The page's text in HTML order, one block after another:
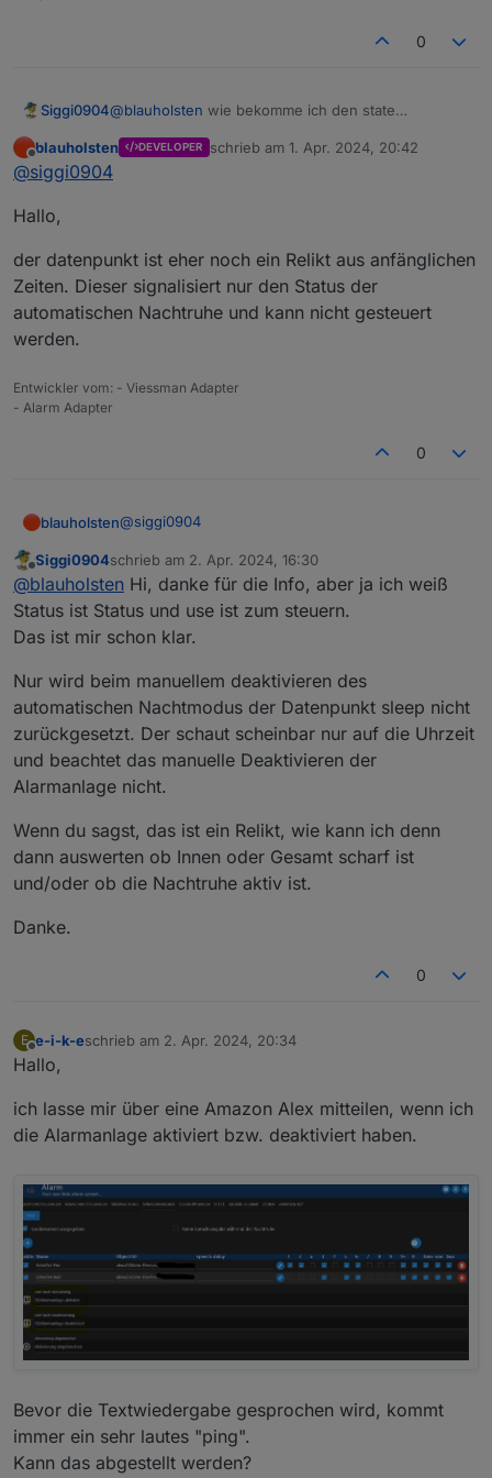
0
Siggi0904@blauholsten wie bekomme ich den state
Ich habe die automatische Nachtruhe aktiviert und
würde die gern manuell deaktivieren.
Offline
blauholsten DEVELOPER schrieb am 1. Apr. 2024, 20:42
zuletzt editiert von
@siggi0904
Hallo,
der datenpunkt ist eher noch ein Relikt aus anfänglichen
Zeiten. Dieser signalisiert nur den Status der
automatischen Nachtruhe und kann nicht gesteuert
werden.
Entwickler vom: - Viessman Adapter
- Alarm Adapter
0
blauholsten@siggi0904
Hallo,
der datenpunkt ist eher noch ein Relikt aus
anfänglichen Zeiten. Dieser signalisiert nur den
Status der automatischen Nachtruhe und kann
Offline
Siggi0904schrieb am 2. Apr. 2024, 16:30
zuletzt editiert von
@blauholsten Hi, danke für die Info, aber ja ich weiß
Status ist Status und use ist zum steuern.
Das ist mir schon klar.
Nur wird beim manuellem deaktivieren des
automatischen Nachtmodus der Datenpunkt sleep nicht
zurückgesetzt. Der schaut scheinbar nur auf die Uhrzeit
und beachtet das manuelle Deaktivieren der
Alarmanlage nicht.
Wenn du sagst, das ist ein Relikt, wie kann ich denn
dann auswerten ob Innen oder Gesamt scharf ist
und/oder ob die Nachtruhe aktiv ist.
Danke.
0
E
Offline
e-i-k-eschrieb am 2. Apr. 2024, 20:34
zuletzt editiert von
Hallo,
ich lasse mir über eine Amazon Alex mitteilen, wenn ich
die Alarmanlage aktiviert bzw. deaktiviert haben.
Bevor die Textwiedergabe gesprochen wird, kommt
immer ein sehr lautes "ping".
Kann das abgestellt werden?